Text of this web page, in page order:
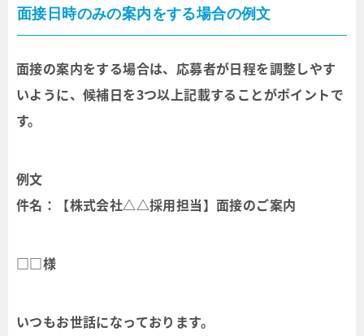
面接日時のみの案内をする場合の例文
面接の案内をする場合は、応募者が日程を調整しやす
いように、候補日を3つ以上記載することがポイントで
す。
例文
件名：【株式会社△△採用担当】面接のご案内
□□様
いつもお世話になっております。